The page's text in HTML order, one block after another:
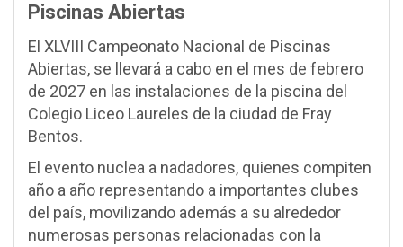
Piscinas Abiertas
El XLVIII Campeonato Nacional de Piscinas
Abiertas, se llevará a cabo en el mes de febrero
de 2027 en las instalaciones de la piscina del
Colegio Liceo Laureles de la ciudad de Fray
Bentos.
El evento nuclea a nadadores, quienes compiten
año a año representando a importantes clubes
del país, movilizando además a su alrededor
numerosas personas relacionadas con la